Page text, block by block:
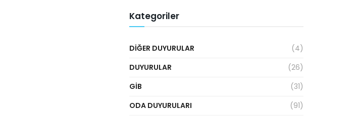
Kategoriler
DIĞER DUYURULAR
(4)
DUYURULAR
(26)
GİB
(31)
ODA DUYURULARI
(91)